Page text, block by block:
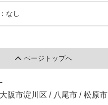
なし
ページトップへ
大阪市淀川区 / 八尾市 / 松原市